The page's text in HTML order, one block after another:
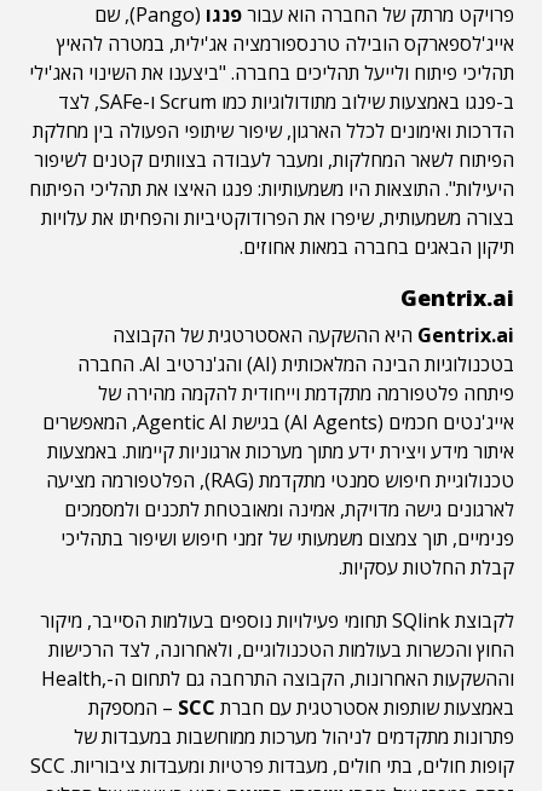
פרויקט מרתק של החברה הוא עבורפנגו
(Pango), שם
אייג'לספארקס הובילה טרנספורמציה אג'ילית, במטרה להאיץ
תהליכי פיתוח ולייעל תהליכים בחברה. "ביצענו את השינוי האג'ילי
ב-פנגו באמצעות שילוב מתודולוגיות כמו Scrum ו-SAFe, לצד
הדרכות ואימונים לכלל הארגון, שיפור שיתופי הפעולה בין מחלקת
הפיתוח לשאר המחלקות, ומעבר לעבודה בצוותים קטנים לשיפור
היעילות". התוצאות היו משמעותיות: פנגו האיצו את תהליכי הפיתוח
בצורה משמעותית, שיפרו את הפרודוקטיביות והפחיתו את עלויות
תיקון הבאגים בחברה במאות אחוזים.
Gentrix.ai
Gentrix.ai היא ההשקעה האסטרטגית של הקבוצה
בטכנולוגיות הבינה המלאכותית (AI) והג'נרטיב AI. החברה
פיתחה פלטפורמה מתקדמת וייחודית להקמה מהירה של
אייג'נטים חכמים (AI Agents) בגישת Agentic AI, המאפשרים
איתור מידע ויצירת ידע מתוך מערכות ארגוניות קיימות. באמצעות
טכנולוגיית חיפוש סמנטי מתקדמת (RAG), הפלטפורמה מציעה
לארגונים גישה מדויקת, אמינה ומאובטחת לתכנים ולמסמכים
פנימיים, תוך צמצום משמעותי של זמני חיפוש ושיפור בתהליכי
קבלת החלטות עסקיות.
לקבוצת SQlink תחומי פעילויות נוספים בעולמות הסייבר, מיקור
החוץ והכשרות בעולמות הטכנולוגיים, ולאחרונה, לצד הרכישות
וההשקעות האחרונות, הקבוצה התרחבה גם לתחום ה-,Health
באמצעות שותפות אסטרטגית עם חברת SCC – המספקת
פתרונות מתקדמים לניהול מערכות ממוחשבות במעבדות של
קופות חולים, בתי חולים, מעבדות פרטיות ומעבדות ציבוריות. SCC